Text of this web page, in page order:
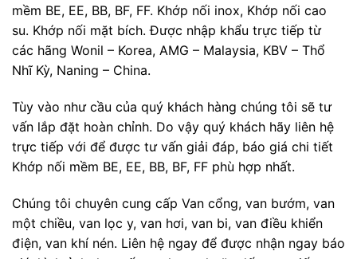
mềm BE, EE, BB, BF, FF. Khớp nối inox, Khớp nối cao
su. Khớp nối mặt bích. Được nhập khẩu trực tiếp từ
các hãng Wonil – Korea, AMG – Malaysia, KBV – Thổ
Nhĩ Kỳ, Naning – China.
Tùy vào như cầu của quý khách hàng chúng tôi sẽ tư
vấn lắp đặt hoàn chỉnh. Do vậy quý khách hãy liên hệ
trực tiếp với để được tư vấn giải đáp, báo giá chi tiết
Khớp nối mềm BE, EE, BB, BF, FF phù hợp nhất.
Chúng tôi chuyên cung cấp Van cổng, van bướm, van
một chiều, van lọc y, van hơi, van bi, van điều khiển
điện, van khí nén. Liên hệ ngay để được nhận ngay báo